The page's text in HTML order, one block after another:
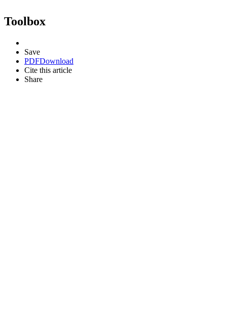
Toolbox
Save
PDFDownload
Cite this article
Share